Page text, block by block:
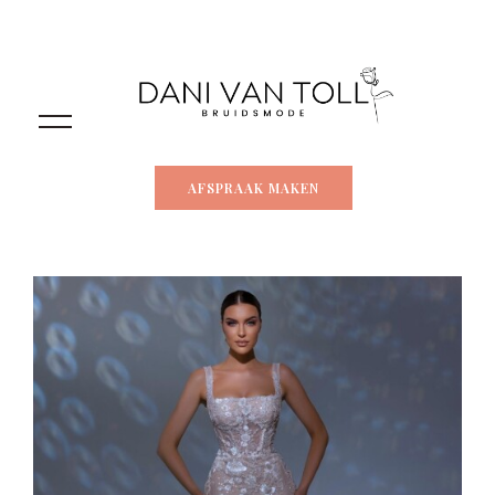
AFSPRAAK MAKEN